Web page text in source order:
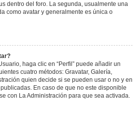
dentro del foro. La segunda, usualmente una
como avatar y generalmente es única o
haga clic en “Perfil” puede añadir un
cuatro métodos: Gravatar, Galería,
quien decide si se pueden usar o no y en
En caso de que no este disponible
con La Administración para que sea activada.